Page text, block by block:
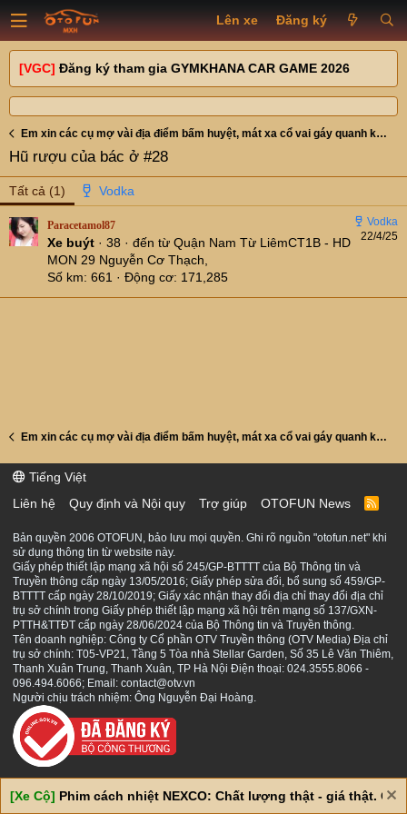
Lên xe Đăng ký
[VGC] Đăng ký tham gia GYMKHANA CAR GAME 2026
Em xin các cụ mợ vài địa điểm bấm huyệt, mát xa cổ vai gáy quanh khu vực Cầu Giấy, Trần Cung, Đào Tấn
Hũ rượu của bác ở #28
Tất cả (1)
22/4/25
Paracetamol87
Xe buýt · 38 · đến từ Quận Nam Từ LiêmCT1B - HD
MON 29 Nguyễn Cơ Thạch,
Số km 661 Động cơ 171,285
Em xin các cụ mợ vài địa điểm bấm huyệt, mát xa cổ vai gáy quanh khu vực Cầu Giấy, Trần Cung, Đào Tấn
Tiếng Việt
Liên hệ
Quy định và Nội quy Trợ giúp OTOFUN News
R
S
Bản quyền 2006 OTOFUN, bảo lưu mọi quyền. Ghi rõ nguồn "otofun.net" khi
sử dụng thông tin từ website này.
Giấy phép thiết lập mạng xã hội số 245/GP-BTTTT của Bộ Thông tin và
Truyền thông cấp ngày 13/05/2016; Giấy phép sửa đổi, bổ sung số 459/GP-
BTTTT cấp ngày 28/10/2019; Giấy xác nhận thay đổi địa chỉ thay đổi địa chỉ
trụ sở chính trong Giấy phép thiết lập mạng xã hội trên mạng số 137/GXN-
PTTH&TTĐT cấp ngày 28/06/2024 của Bộ Thông tin và Truyền thông.
Tên doanh nghiệp: Công ty Cổ phần OTV Truyền thông (OTV Media) Địa chỉ
trụ sở chính: T05-VP21, Tầng 5 Tòa nhà Stellar Garden, Số 35 Lê Văn Thiêm,
Thanh Xuân Trung, Thanh Xuân, TP Hà Nội Điện thoại: 024.3555.8066 -
096.494.6066; Email: contact@otv.vn
Người chịu trách nhiệm: Ông Nguyễn Đại Hoàng.
[Xe Cộ] Phim cách nhiệt NEXCO: Chất lượng thật - giá thật. Giá